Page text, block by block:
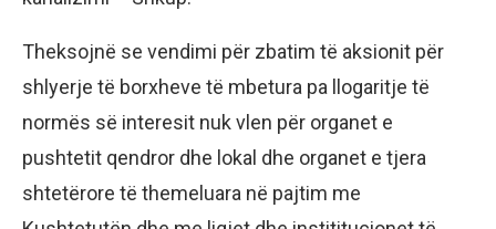
Theksojnë se vendimi për zbatim të aksionit për
shlyerje të borxheve të mbetura pa llogaritje të
normës së interesit nuk vlen për organet e
pushtetit qendror dhe lokal dhe organet e tjera
shtetërore të themeluara në pajtim me